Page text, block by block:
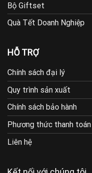
Bộ Giftset
Quà Tết Doanh Nghiệp
HỖ TRỢ
Chính sách đại lý
Quy trình sản xuất
Chính sách bảo hành
Phương thức thanh toán
Liên hệ